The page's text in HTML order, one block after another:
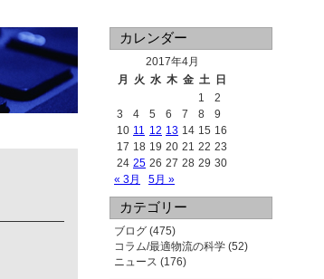
カレンダー
2017年4月
月
火 水 木 金 土
日
1
2
3
4 5 6 7 8
9
10 11 12 13 14 15 16
17 18 19 20 21 22 23
24 25 26 27 28 29 30
« 3月
5月 »
カテゴリー
ブログ (475)
コラム/最適物流の科学 (52)
ニュース (176)